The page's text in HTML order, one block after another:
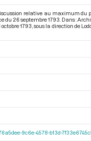
relative au maximum
du 26 septembre 1793. Dans :
1793 , sous la direction de
9c6e-4578-b13d-